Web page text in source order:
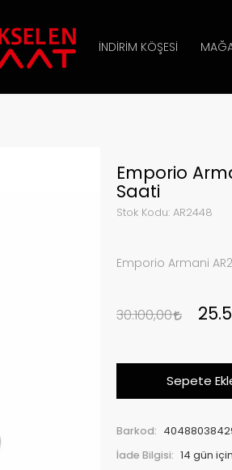
İNDIRIM KÖŞESI
Emporio
Saati
Stok Kodu: AR2448
Emporio Armani
30.100,00
Sepete
Barkod:
İade Bilgisi: